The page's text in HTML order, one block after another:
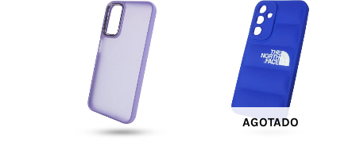
AGOTADO